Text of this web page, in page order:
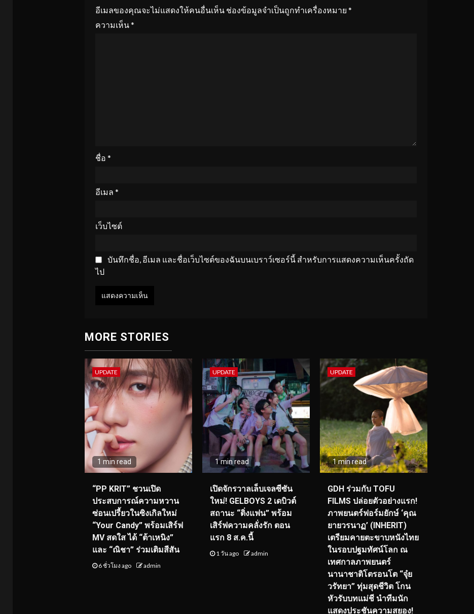
อีเมลของคุณจะไม่แสดงให้คนอื่นเห็น ช่องข้อมูลจำเป็นถูกทำเครื่องหมาย *
ความเห็น*
ชื่อ *
อีเมล *
เว็บไซต์
บันทึกชื่อ, อีเมล และชื่อเว็บไซต์ของฉันบนเบราว์เซอร์นี้ สำหรับการแสดงความเห็นครั้งถัด
ไป
MORE STORIES
UPDATE
1 min read
“PP KRIT” ชวนเปิด
ประสบการณ์ความหวาน
ซ่อนเปรี้ยวในซิงเกิลใหม่
“Your Candy” พร้อมเสิร์ฟ
MV สดใส ได้ “ต้าเหนิง”
และ “ณิชา” ร่วมเติมสีสัน
6 ชั่วโมง ago admin
UPDATE
1 min read
เปิดจักรวาลเล็บเจลซีซัน
ใหม่! GELBOYS 2 เดบิวต์
สถานะ “ติ่งแฟน” พร้อม
เสิร์ฟความคลั่งรัก ตอน
แรก 8 ส.ค.นี้
1 วัน ago admin
UPDATE
1 min read
GDH ร่วมกับ TOFU
FILMS ปล่อยตัวอย่างแรก!
ภาพยนตร์ฟอร์มยักษ์ ‘คุณ
ยายวรนาฏ’ (INHERIT)
เตรียมคายตะขาบหนังไทย
ในรอบปฐมทัศน์โลก ณ
เทศกาลภาพยนตร์
นานาชาติโตรอนโต “จุ๋ย
วรัทยา” ทุ่มสุดชีวิต โกน
หัวรับบทแม่ชี นำทีมนัก
แสดงประชันความสยอง!